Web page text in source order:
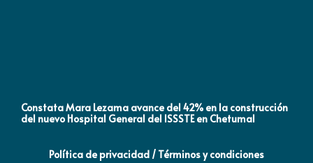
Constata Mara Lezama avance del 42% en la construcción
del nuevo Hospital General del ISSSTE en Chetumal
Política de privacidad / Términos y condiciones